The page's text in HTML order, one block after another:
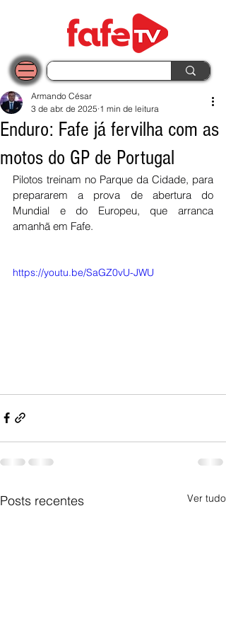
Enduro: Fafe já fervilha com as
motos do GP de Portugal
Armando César
3 de abr. de 2025 1 min de leitura
Pilotos treinam no Parque da Cidade, para
prepararem a prova de abertura do
Mundial e do Europeu, que arranca
amanhã em Fafe.
https://youtu.be/SaGZ0vU-JWU
Posts recentes Ver tudo